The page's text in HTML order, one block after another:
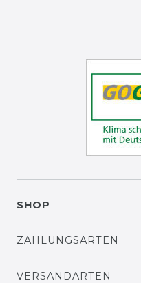
SHOP
ZAHLUNGSARTEN
VERSANDARTEN